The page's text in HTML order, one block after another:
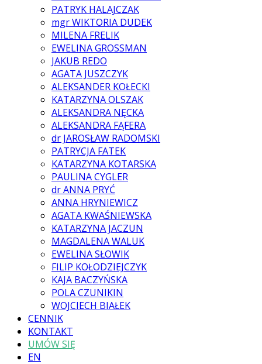
PATRYK HALAJCZAK
mgr WIKTORIA DUDEK
MILENA FRELIK
EWELINA GROSSMAN
JAKUB REDO
AGATA JUSZCZYK
ALEKSANDER KOŁECKI
KATARZYNA OLSZAK
ALEKSANDRA NĘCKA
ALEKSANDRA FĄFERA
dr JAROSŁAW RADOMSKI
PATRYCJA FATEK
KATARZYNA KOTARSKA
PAULINA CYGLER
dr ANNA PRYĆ
ANNA HRYNIEWICZ
AGATA KWAŚNIEWSKA
KATARZYNA JACZUN
MAGDALENA WALUK
EWELINA SŁOWIK
FILIP KOŁODZIEJCZYK
KAJA BACZYŃSKA
POLA CZUNIKIN
WOJCIECH BIAŁEK
CENNIK
KONTAKT
UMÓW SIĘ
EN